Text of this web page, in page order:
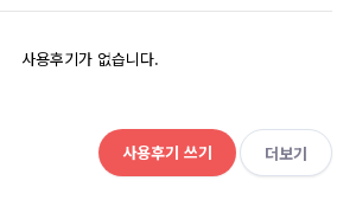
사용후기가 없습니다.
사용후기 쓰기 더보기